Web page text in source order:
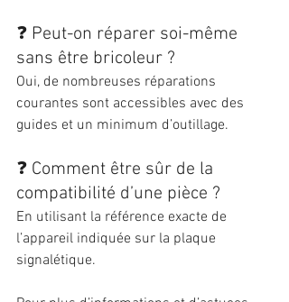
❓ Peut-on réparer soi-même
sans être bricoleur ?
Oui, de nombreuses réparations
courantes sont accessibles avec des
guides et un minimum d’outillage.
❓ Comment être sûr de la
compatibilité d’une pièce ?
En utilisant la référence exacte de
l’appareil indiquée sur la plaque
signalétique.